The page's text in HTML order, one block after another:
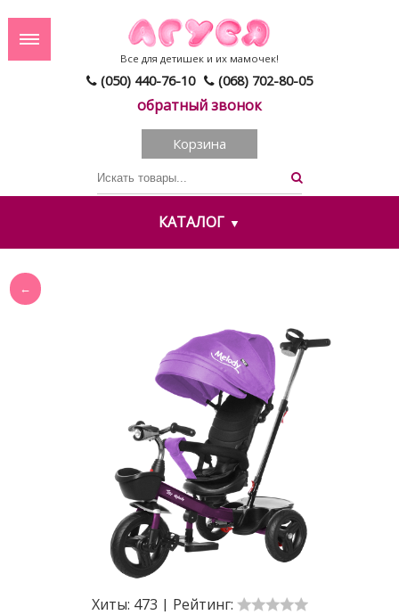
(050) 440-76-10 (068) 702-80-05
обратный звонок
Все для детишек и их мамочек!
Корзина
КАТАЛОГ
Хиты: 473 | Рейтинг: